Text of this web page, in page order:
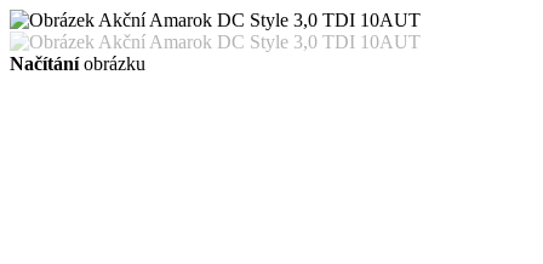
Načítáníobrázku